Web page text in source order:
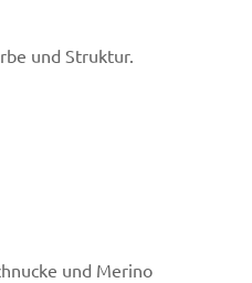
und Struktur.
und Merino